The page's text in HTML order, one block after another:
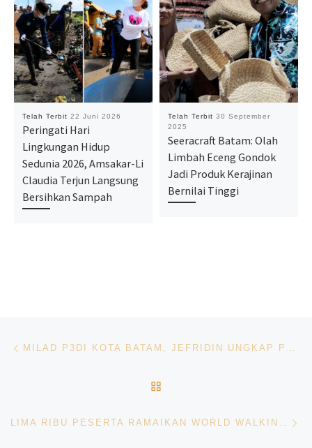
Telah Terbit 22 Juni 2026
Peringati Hari
Lingkungan Hidup
Sedunia 2026, Amsakar-Li
Claudia Terjun Langsung
Bersihkan Sampah
Telah Terbit 30 September
2025
Seeracraft Batam: Olah
Limbah Eceng Gondok
Jadi Produk Kerajinan
Bernilai Tinggi
Navigasi pos MILAD P3DI KOTA BATAM, JEFRIDIN UNGKAP PERAN PENTING PEREMPUAN MEMBANGUN BATAM
LIMA RIBU PESERTA RAMAIKAN WORLD WALKING DAY TINGKAT KOTA BATAM TAHUN 2023